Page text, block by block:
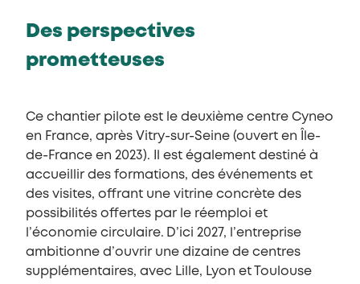
Des perspectives
prometteuses
Ce chantier pilote est le deuxième centre Cyneo
en France, après Vitry-sur-Seine (ouvert en Île-
de-France en 2023). Il est également destiné à
accueillir des formations, des événements et
des visites, offrant une vitrine concrète des
possibilités offertes par le réemploi et
l’économie circulaire. D’ici 2027, l’entreprise
ambitionne d’ouvrir une dizaine de centres
supplémentaires, avec Lille, Lyon et Toulouse